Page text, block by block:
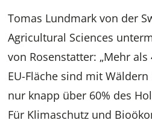
Tomas Lundmark von der
Agricultural Sciences
von Rosenstatter: „Mehr
EU-Fläche sind mit
nur knapp über 60% des
Für Klimaschutz und